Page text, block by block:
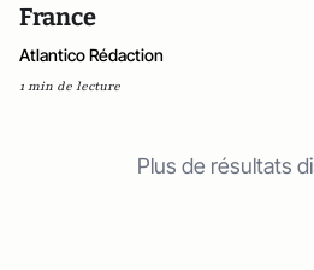
France
Atlantico Rédaction
1 min de lecture
Plus de résultats